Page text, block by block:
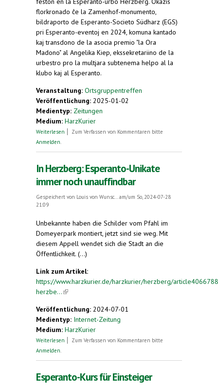
florkronado ĉe la Zamenhof-monumento,
bildraporto de Esperanto-Societo Südharz (EGS)
pri Esperanto-eventoj en 2024, komuna kantado
kaj transdono de la asocia premio "la Ora
Madono" al Angelika Kiep, ekssekretariino de la
urbestro pro la multjara subtenema helpo al la
klubo kaj al Esperanto.
Veranstaltung: Ortsgruppentreffen
Veröffentlichung: 2025-01-02
Medientyp: Zeitungen
Medium: HarzKurier
Weiterlesen über Esperanto-Gesellschaft lässt das Jahr
Zum Verfassen von Kommentaren bitte
Anmelden
In Herzberg: Esperanto-Unikate
immer noch unauffindbar
Gespeichert von Louis von Wunsc...
am/um So, 2024-07-28
21:09
Unbekannte haben die Schilder vom Pfahl im
Domeyerpark montiert, jetzt sind sie weg. Mit
diesem Appell wendet sich die Stadt an die
Öffentlichkeit. (...)
Link zum Artikel:
https://www.harzkurier.de/harzkurier/herzberg/
herzbe...(link is external)
Veröffentlichung: 2024-07-01
Medientyp: Internet-Zeitung
Medium: HarzKurier
Weiterlesen über In Herzberg: Esperanto-Unikate immer noch
Zum Verfassen von Kommentaren bitte
Anmelden
Esperanto-Kurs für Einsteiger